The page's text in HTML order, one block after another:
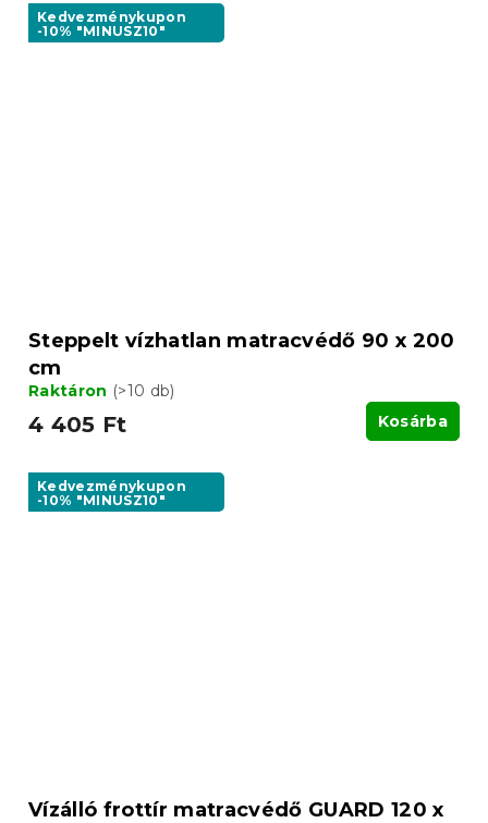
Kedvezménykupon
-10% "MINUSZ10"
Steppelt vízhatlan matracvédő 90 x 200
cm
Raktáron (>10 db)
4 405 Ft Kosárba
Kedvezménykupon
-10% "MINUSZ10"
Vízálló frottír matracvédő GUARD 120 x